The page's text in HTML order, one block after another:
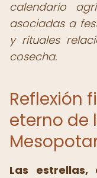
calendario
asociadas a
y rituales
cosecha.
Reflexión
eterno de
Las